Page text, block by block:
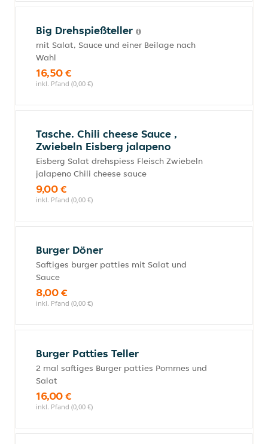
Big Drehspießteller
mit Salat, Sauce und einer Beilage nach
Wahl
16,50 €
inkl. Pfand (0,00 €)
Tasche. Chili cheese Sauce ,
Zwiebeln Eisberg jalapeno
Eisberg Salat drehspiess Fleisch Zwiebeln
jalapeno Chili cheese sauce
9,00 €
inkl. Pfand (0,00 €)
Burger Döner
Saftiges burger patties mit Salat und
Sauce
8,00 €
inkl. Pfand (0,00 €)
Burger Patties Teller
2 mal saftiges Burger patties Pommes und
Salat
16,00 €
inkl. Pfand (0,00 €)